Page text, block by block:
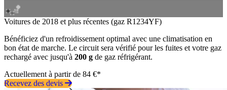
Voitures de 2018 et plus récentes (gaz R1234YF)
Bénéficiez d'un refroidissement optimal avec une climatisation en
bon état de marche. Le circuit sera vérifié pour les fuites et votre gaz
rechargé avec jusqu'à 200 g de gaz réfrigérant.
Actuellement à partir de 84 €*
Recevez des devis